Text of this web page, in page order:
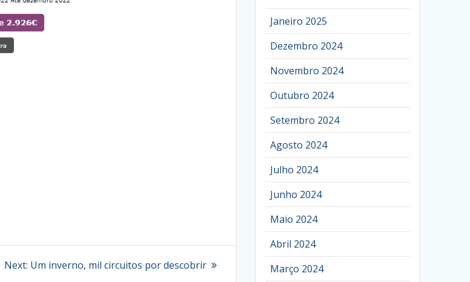
Next: Next
Um inverno, mil circuitos por descobrir
Janeiro 2025
Dezembro 2024
Novembro 2024
Outubro 2024
Setembro 2024
Agosto 2024
Julho 2024
Junho 2024
Maio 2024
Abril 2024
Março 2024